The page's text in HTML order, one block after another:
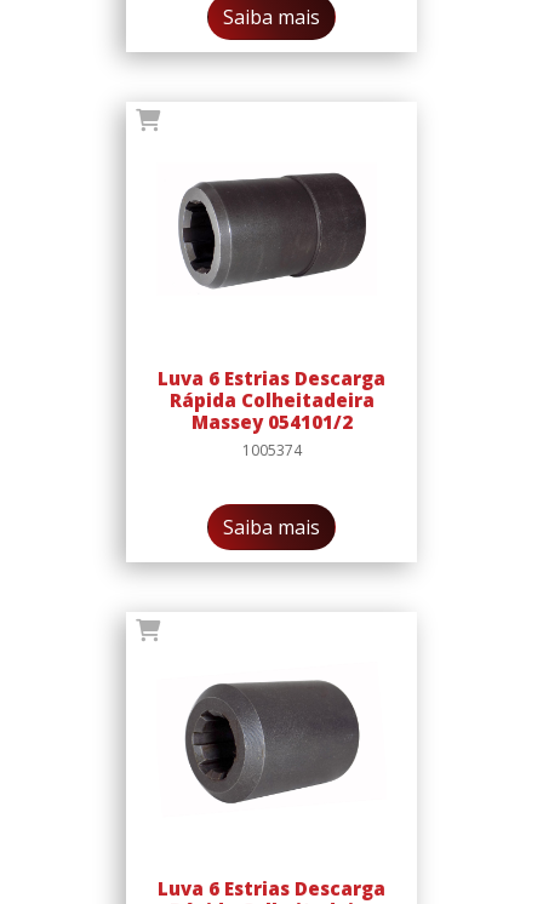
Saiba mais
Luva 6 Estrias Descarga
Rápida Colheitadeira
Massey 054101/2
1005374
Saiba mais
Luva 6 Estrias Descarga